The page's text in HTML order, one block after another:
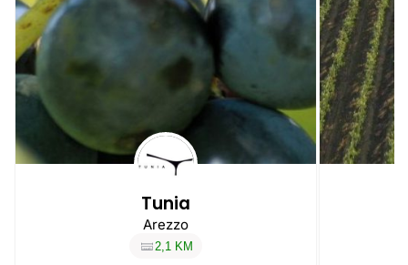
Tunia
Arezzo
2,1 KM